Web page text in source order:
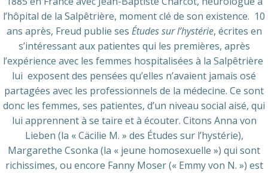
l’hôpital de la Salpêtrière, moment clé de son existence. 10
ans après, Freud publie ses Études sur l’hystérie, écrites en
s’intéressant aux patientes qui les premières, après
l’expérience avec les femmes hospitalisées à la Salpêtrière
lui exposent des pensées qu’elles n’avaient jamais osé
partagées avec les professionnels de la médecine. Ce sont
donc les femmes, ses patientes, d’un niveau social aisé, qui
lui apprennent à se taire et à écouter. Citons Anna von
Lieben (la « Cäcilie M. » des Études sur l’hystérie),
Margarethe Csonka (la « jeune homosexuelle ») qui sont
richissimes, ou encore Fanny Moser (« Emmy von N. ») est